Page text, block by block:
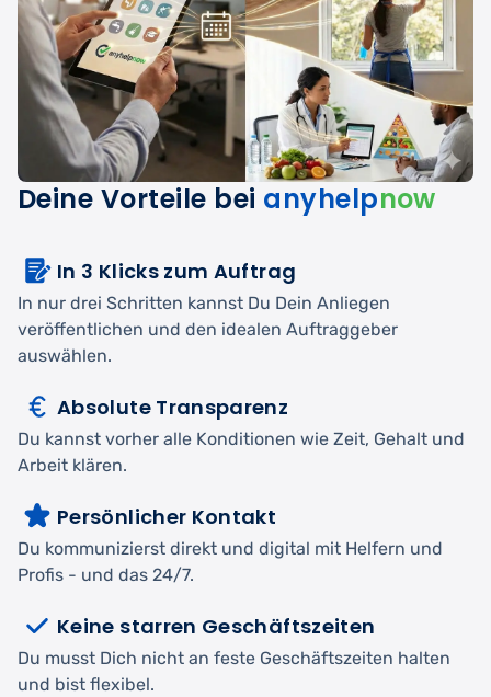
Deine Vorteile bei anyhelpnow
In 3 Klicks zum Auftrag
In nur drei Schritten kannst Du Dein Anliegen
veröffentlichen und den idealen Auftraggeber
auswählen.
Absolute Transparenz
Du kannst vorher alle Konditionen wie Zeit, Gehalt und
Arbeit klären.
Persönlicher Kontakt
Du kommunizierst direkt und digital mit Helfern und
Profis - und das 24/7.
Keine starren Geschäftszeiten
Du musst Dich nicht an feste Geschäftszeiten halten
und bist flexibel.